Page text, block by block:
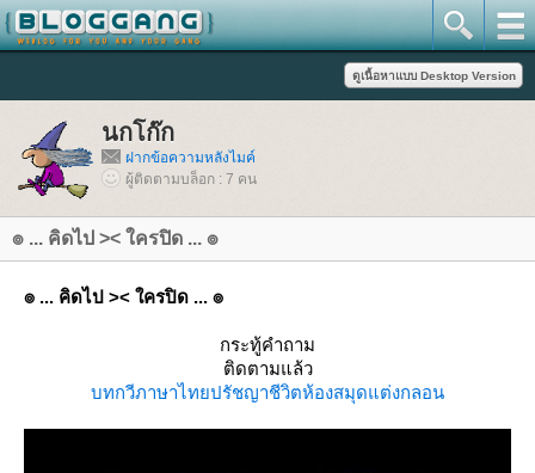
นกโก๊ก
ฝากข้อความหลังไมค์
ผู้ติดตามบล็อก : 7 คน
๏ ... คิดไป >< ใครปิด ... ๏
๏ ... คิดไป >< ใครปิด ... ๏
กระทู้คำถาม
ติดตามแล้ว
บทกวีภาษาไทปรัชญาชีวิตห้องสมุดต่งกลอน